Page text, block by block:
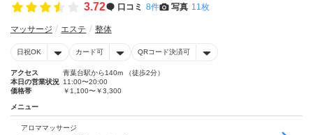
3.72 口コミ 8件 写真 11枚
マッサージ エステ 整体
日祝OK カード可 QRコード決済可
アクセス
青葉台駅から140m （徒歩2分）
本日の営業状況 11:00〜20:00
価格帯
￥1,100〜￥3,300
メニュー
アロママッサージ